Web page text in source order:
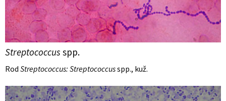
Streptococcus spp.
Rod Streptococcus: Streptococcusspp., kuž.